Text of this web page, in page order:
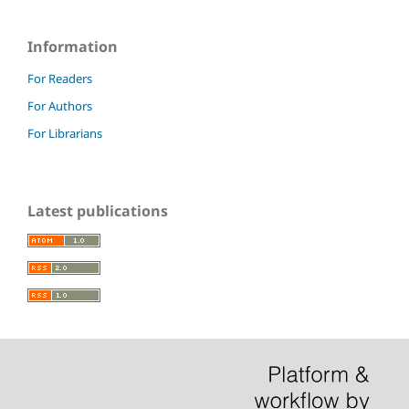
Information
For Readers
For Authors
For Librarians
Latest publications